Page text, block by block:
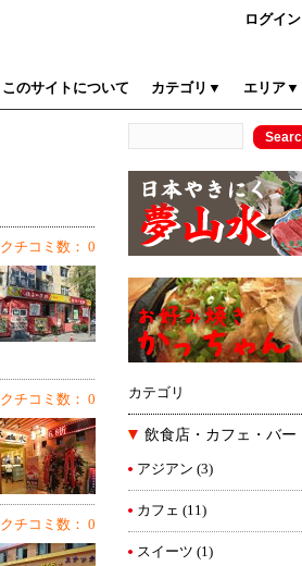
ログイン
このサイトについて カテゴリ▼ エリア▼
クチコミ数： 0
クチコミ数： 0
クチコミ数： 0
カテゴリ
飲食店・カフェ・バー
アジアン (3)
カフェ (11)
スイーツ (1)